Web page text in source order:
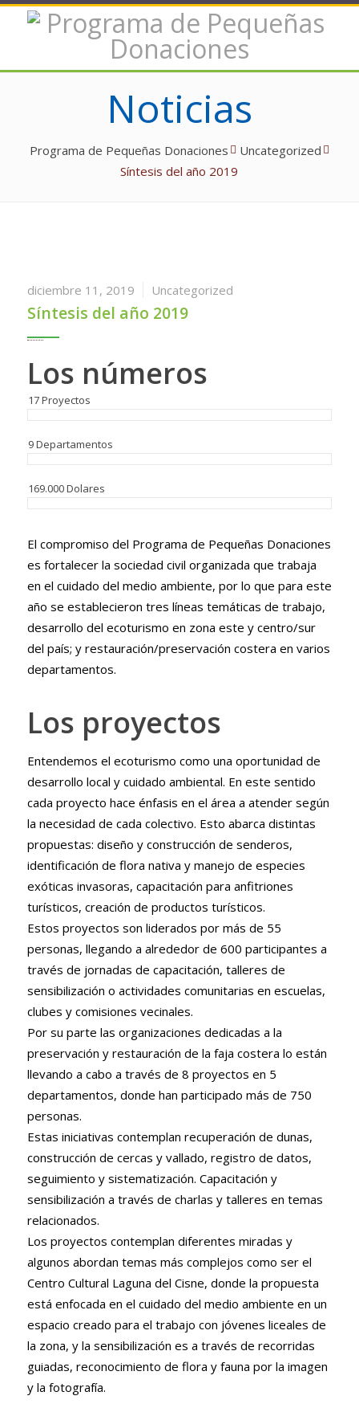
Noticias
Programa de Pequeñas Donaciones
Uncategorized
Síntesis del año 2019
diciembre 11, 2019 Uncategorized
Síntesis del año 2019
Los números
17 Proyectos
9 Departamentos
169.000 Dolares
El compromiso del Programa de Pequeñas Donaciones
es fortalecer la sociedad civil organizada que trabaja
en el cuidado del medio ambiente, por lo que para este
año se establecieron tres líneas temáticas de trabajo,
desarrollo del ecoturismo en zona este y centro/sur
del país; y restauración/preservación costera en varios
departamentos.
Los proyectos
Entendemos el ecoturismo como una oportunidad de
desarrollo local y cuidado ambiental. En este sentido
cada proyecto hace énfasis en el área a atender según
la necesidad de cada colectivo. Esto abarca distintas
propuestas: diseño y construcción de senderos,
identificación de flora nativa y manejo de especies
exóticas invasoras, capacitación para anfitriones
turísticos, creación de productos turísticos.
Estos proyectos son liderados por más de 55
personas, llegando a alrededor de 600 participantes a
través de jornadas de capacitación, talleres de
sensibilización o actividades comunitarias en escuelas,
clubes y comisiones vecinales.
Por su parte las organizaciones dedicadas a la
preservación y restauración de la faja costera lo están
llevando a cabo a través de 8 proyectos en 5
departamentos, donde han participado más de 750
personas.
Estas iniciativas contemplan recuperación de dunas,
construcción de cercas y vallado, registro de datos,
seguimiento y sistematización. Capacitación y
sensibilización a través de charlas y talleres en temas
relacionados.
Los proyectos contemplan diferentes miradas y
algunos abordan temas más complejos como ser el
Centro Cultural Laguna del Cisne, donde la propuesta
está enfocada en el cuidado del medio ambiente en un
espacio creado para el trabajo con jóvenes liceales de
la zona, y la sensibilización es a través de recorridas
guiadas, reconocimiento de flora y fauna por la imagen
y la fotografía.